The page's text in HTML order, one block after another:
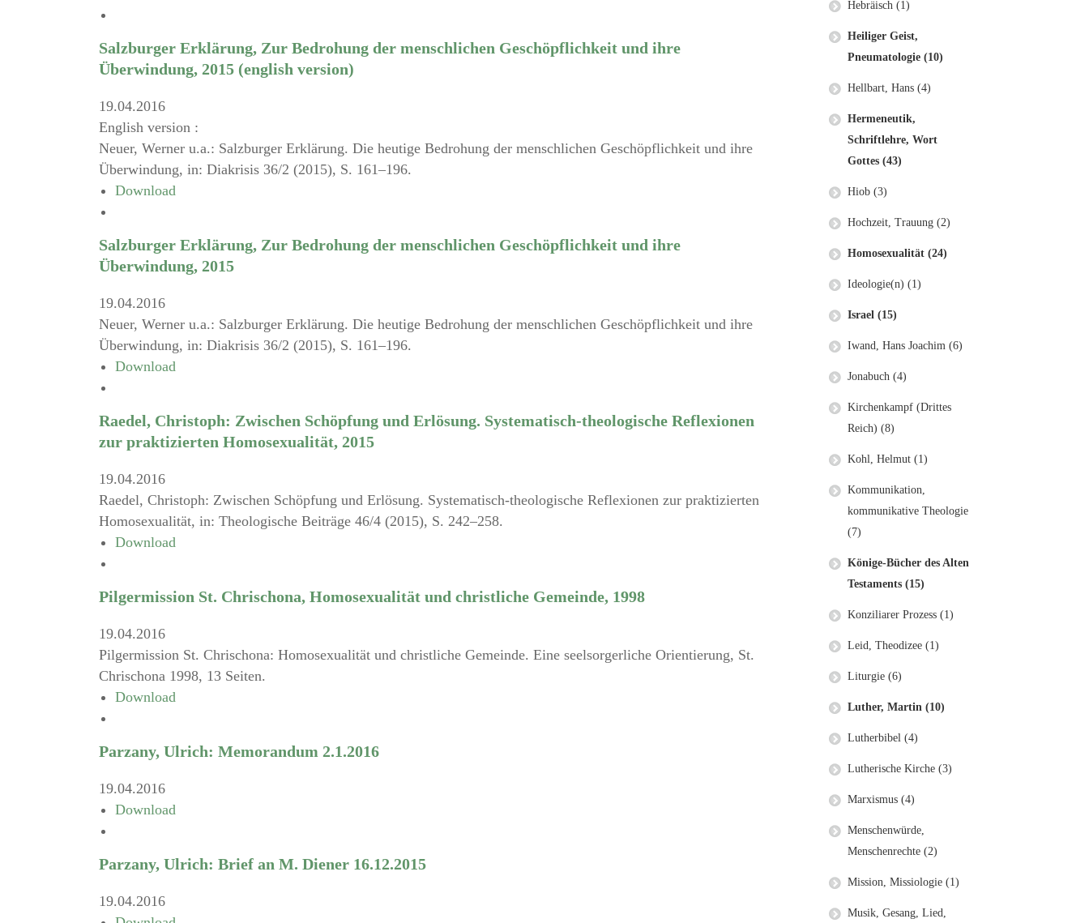
Salzburger Erklärung, Zur Bedrohung der menschlichen Geschöpflichkeit und ihre
Überwindung, 2015 (english version)
19.04.2016
English version :
Neuer, Werner u.a.: Salzburger Erklärung. Die heutige Bedrohung der menschlichen Geschöpflichkeit und ihre
Überwindung, in: Diakrisis 36/2 (2015), S. 161–196.
Download
Salzburger Erklärung, Zur Bedrohung der menschlichen Geschöpflichkeit und ihre
Überwindung, 2015
19.04.2016
Neuer, Werner u.a.: Salzburger Erklärung. Die heutige Bedrohung der menschlichen Geschöpflichkeit und ihre
Überwindung, in: Diakrisis 36/2 (2015), S. 161–196.
Download
Raedel, Christoph: Zwischen Schöpfung und Erlösung. Systematisch-theologische Reflexionen
zur praktizierten Homosexualität, 2015
19.04.2016
Raedel, Christoph: Zwischen Schöpfung und Erlösung. Systematisch-theologische Reflexionen zur praktizierten
Homosexualität, in: Theologische Beiträge 46/4 (2015), S. 242–258.
Download
Pilgermission St. Chrischona, Homosexualität und christliche Gemeinde, 1998
19.04.2016
Pilgermission St. Chrischona: Homosexualität und christliche Gemeinde. Eine seelsorgerliche Orientierung, St.
Chrischona 1998, 13 Seiten.
Download
Parzany, Ulrich: Memorandum 2.1.2016
19.04.2016
Download
Parzany, Ulrich: Brief an M. Diener 16.12.2015
19.04.2016
Hebräisch (1)
Heiliger Geist,
Pneumatologie (10)
Hellbart, Hans (4)
Hermeneutik,
Schriftlehre, Wort
Gottes (43)
Hiob (3)
Hochzeit, Trauung (2)
Homosexualität (24)
Ideologie(n) (1)
Israel (15)
Iwand, Hans Joachim (6)
Jonabuch (4)
Kirchenkampf (Drittes
Reich) (8)
Kohl, Helmut (1)
Kommunikation,
kommunikative Theologie
(7)
Könige-Bücher des Alten
Testaments (15)
Konziliarer Prozess (1)
Leid, Theodizee (1)
Liturgie (6)
Luther, Martin (10)
Lutherbibel (4)
Lutherische Kirche (3)
Marxismus (4)
Menschenwürde,
Menschenrechte (2)
Mission, Missiologie (1)
Musik, Gesang, Lied,